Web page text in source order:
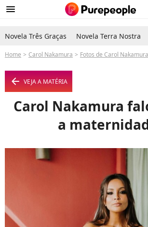
menu
Novela Três Graças Novela Terra Nostra
Home Carol Nakamura Fotos de Carol Nakamura
arrow_left VEJA A MATÉRIA
Carol Nakamura
a